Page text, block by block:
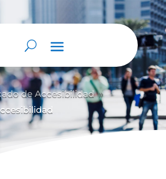
de Accesibilidad 9